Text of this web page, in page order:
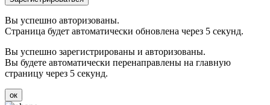
Вы успешно авторизованы.
Страница будет автоматически обновлена через 5 секунд.
Вы успешно зарегистрированы и авторизованы.
Вы будете автоматически перенаправлены на главную
страницу через 5 секунд.
ок